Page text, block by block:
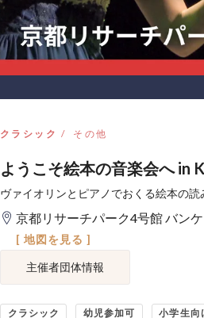
クラシック その他
ようこそ絵本の音楽会へ in
ヴァイオリンとピアノでおくる絵本の読
京都リサーチパーク4号館 バン
[ 地図を見る ]
主催者団体情報
クラシック 幼児参加可 小学生向